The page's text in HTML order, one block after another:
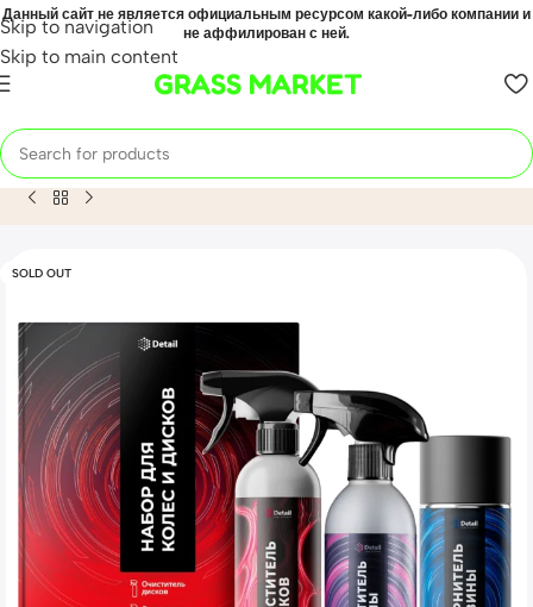
Skip to navigation
Skip to main content
Данный сайт не является официальным ресурсом какой-либо компании и
не аффилирован с ней.
GRASS MARKET
Home Mahsulot Набор для колес и дисков Adapted
SOLD OUT